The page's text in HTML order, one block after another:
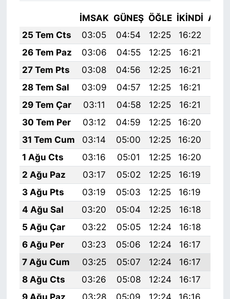
İMSAK GÜNEŞ ÖĞLE İKINDI
25 Tem Cts
03:05 04:54 12:25 16:22
26 Tem Paz
03:06 04:55 12:25 16:21
27 Tem Pts
03:08 04:56 12:25 16:21
28 Tem Sal
03:09 04:57 12:25 16:21
29 Tem Çar
03:11 04:58 12:25 16:21
30 Tem Per
03:12 04:59 12:25 16:20
31 Tem Cum
03:14 05:00 12:25 16:20
1 Ağu Cts
03:16 05:01 12:25 16:20
2 Ağu Paz
03:17 05:02 12:25 16:19
3 Ağu Pts
03:19 05:03 12:25 16:19
4 Ağu Sal
03:20 05:04 12:25 16:18
5 Ağu Çar
03:22 05:05 12:24 16:18
6 Ağu Per
03:23 05:06 12:24 16:17
7 Ağu Cum
03:25 05:07 12:24 16:17
8 Ağu Cts
03:26 05:08 12:24 16:17
9 Ağu Paz
03:28 05:09 12:24 16:16